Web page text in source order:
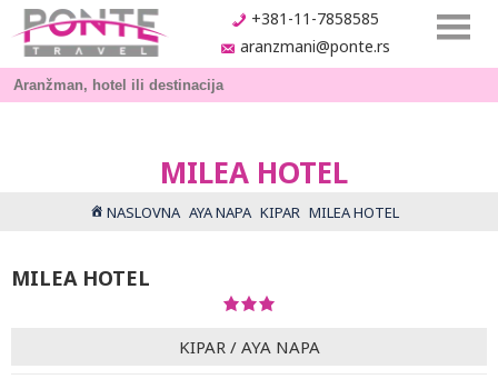
+381-11-7858585
aranzmani@ponte.rs
MILEA HOTEL
NASLOVNA AYA NAPA KIPAR MILEA HOTEL
MILEA HOTEL
KIPAR / AYA NAPA